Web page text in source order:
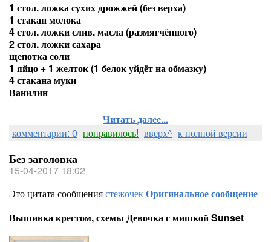
1 стол. ложка сухих дрожжей (без верха)
1 стакан молока
4 стол. ложки слив. масла (размягчённого)
2 стол. ложки сахара
щепотка соли
1 яйцо + 1 желток (1 белок уйдёт на обмазку)
4 стакана муки
Ванилин
Читать далее...
комментарии: 0 понравилось! вверх^ к полной версии
Без заголовка
15-04-2017 18:02
Это цитата сообщениястежочекОригинальное сообщение
Вышивка крестом, схемы Девочка с мишкой Sunset